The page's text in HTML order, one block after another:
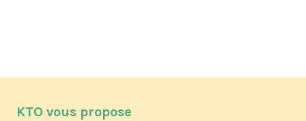
KTO vous propose